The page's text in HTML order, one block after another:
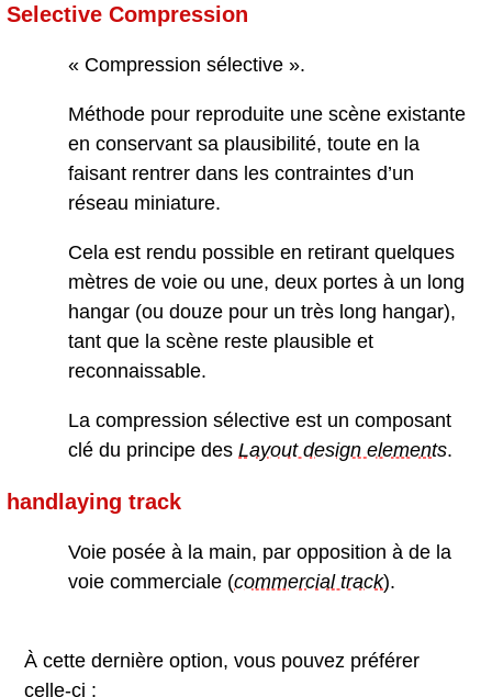
Selective Compression
« Compression sélective ».
Méthode pour reproduite une scène existante
en conservant sa plausibilité, toute en la
faisant rentrer dans les contraintes d’un
réseau miniature.
Cela est rendu possible en retirant quelques
mètres de voie ou une, deux portes à un long
hangar (ou douze pour un très long hangar),
tant que la scène reste plausible et
reconnaissable.
La compression sélective est un composant
clé du principe des Layout design elements.
handlaying track
Voie posée à la main, par opposition à de la
voie commerciale (commercial track).
À cette dernière option, vous pouvez préférer
celle-ci :